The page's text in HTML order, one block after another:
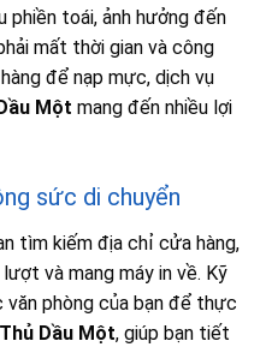
phiền toái, ảnh hưởng đến
mất thời gian và công
để nạp mực, dịch vụ
Một mang đến nhiều lợi
sức di chuyển
tìm kiếm địa chỉ cửa hàng,
và mang máy in về. Kỹ
phòng của bạn để thực
Dầu Một, giúp bạn tiết